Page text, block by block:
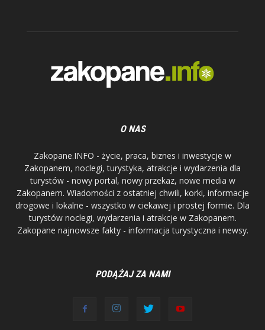
O NAS
Zakopane.INFO - życie, praca, biznes i inwestycje w
Zakopanem, noclegi, turystyka, atrakcje i wydarzenia dla
turystów - nowy portal, nowy przekaz, nowe media w
Zakopanem. Wiadomości z ostatniej chwili, korki, informacje
drogowe i lokalne - wszystko w ciekawej i prostej formie. Dla
turystów noclegi, wydarzenia i atrakcje w Zakopanem.
Zakopane najnowsze fakty - informacja turystyczna i newsy.
PODĄŻAJ ZA NAMI